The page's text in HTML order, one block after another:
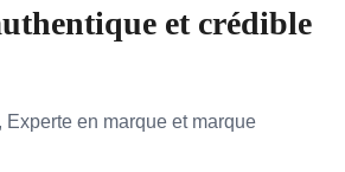
et crédible
en marque et marque